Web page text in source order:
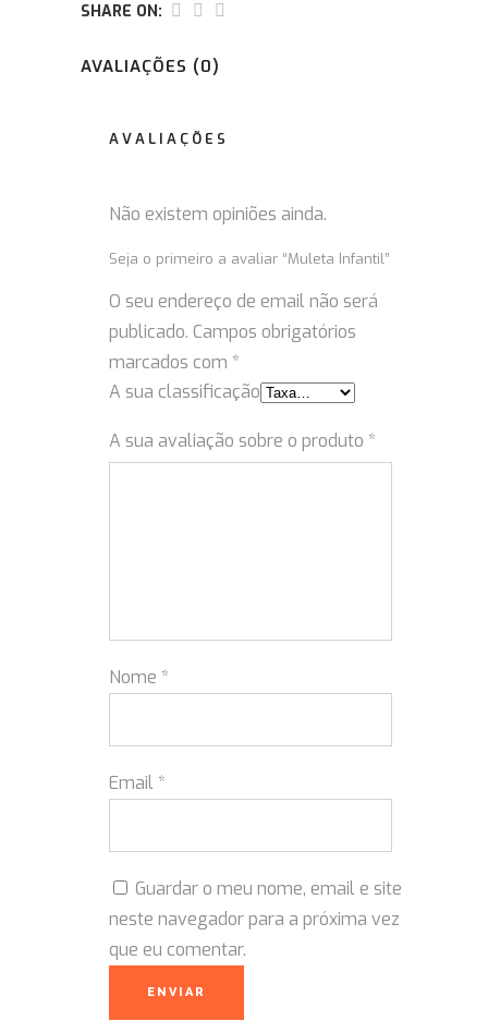
SHARE ON:
AVALIAÇÕES (0)
AVALIAÇÕES
Não existem opiniões ainda.
Seja o primeiro a avaliar “Muleta Infantil”
O seu endereço de email não será
publicado. Campos obrigatórios
marcados com *
A sua classificação
A sua avaliação sobre o produto *
Nome *
Email *
Guardar o meu nome, email e site
neste navegador para a próxima vez
que eu comentar.